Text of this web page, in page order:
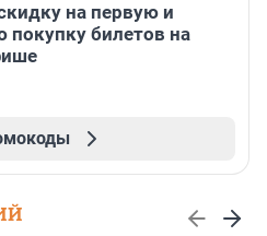
на первую и
покупку билетов на